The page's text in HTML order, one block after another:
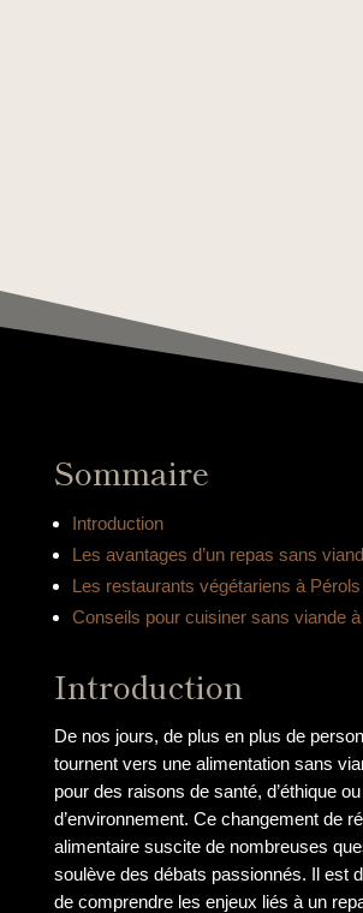
Sommaire
Introduction
Les avantages d’un repas sans
Les restaurants végétariens à Pérols
Conseils pour cuisiner sans viande
Introduction
De nos jours, de plus en plus de
tournent vers une alimentation sans
pour des raisons de santé, d’éthique ou
d’environnement. Ce changement de
alimentaire suscite de nombreuses
soulève des débats passionnés. Il est
de comprendre les enjeux liés à un